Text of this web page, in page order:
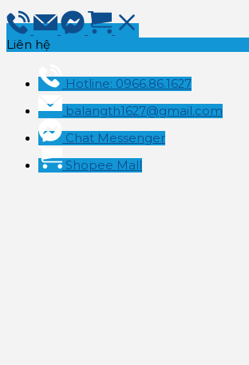
Liên hệ
Hotline: 0966.86.1627
balangth1627@gmail.com
Chat Messenger
Shopee Mall